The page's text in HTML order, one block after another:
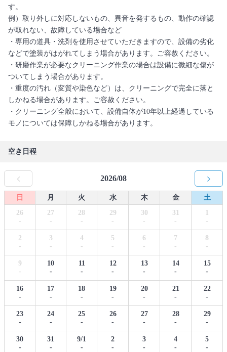
す。
例）取り外しに対応しないもの、異音を発するもの、動作の確認
が取れない、故障している場合など
・専用の道具・洗剤を使用させていただきますので、設備の劣化
などで塗装がはがれてしまう場合があります。ご容赦ください。
・研磨作業が必要なクリーニング作業の場合は設備に微細な傷が
ついてしまう場合があります。
・重度の汚れ（変質や染色など）は、クリーニングで完全に落と
しかねる場合があります。ご容赦ください。
・クリーニング全般において、設備自体が10年以上経過している
モノについては保障しかねる場合があります。
空き日程
2026/08
日 月 火 水 木 金
土
26
-
27
-
28
-
29
-
30
-
31
-
1
-
2
-
3
-
4
-
5
-
6
-
7
-
8
-
9
-
10
-
11
-
12
-
13
-
14
-
15
-
16
-
17
-
18
-
19
-
20
-
21
-
22
-
23
-
24
-
25
-
26
-
27
-
28
-
29
-
30
-
31
-
9/1
-
2
-
3
-
4
-
5
-